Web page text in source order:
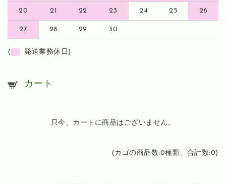
20 21 22 23 24 25 26
27 28 29 30
( 発送業務休日)
カート
只今、カートに商品はございません。
(カゴの商品数:0種類、合計数:0)